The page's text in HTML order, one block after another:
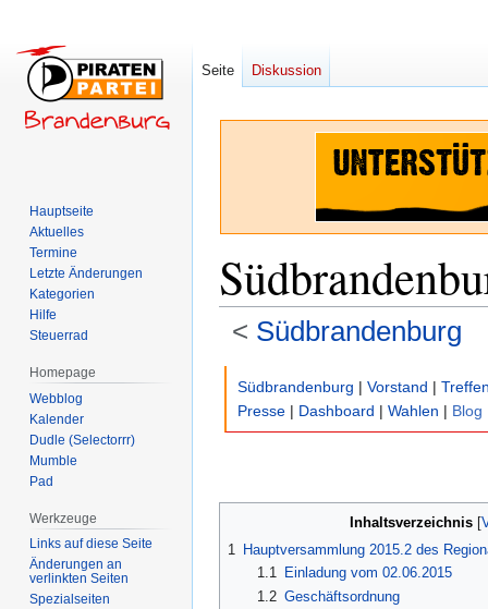
< Südbrandenburg
Südbrandenburg | Vorstand |
Presse | Dashboard | Wahlen | Blog
Inhaltsverzeichnis
1 Hauptversammlung 2015.2 des
1.1
Einladung vom 02.06.2015
1.2 Geschäftsordnung
Seite Diskussion
Hauptseite
Aktuelles
Termine
Letzte Änderungen
Kategorien
Hilfe
Steuerrad
Homepage
Webblog
Kalender
Dudle (Selectorrr)
Mumble
Pad
Werkzeuge
Links auf diese Seite
Änderungen an
verlinkten Seiten
Spezialseiten